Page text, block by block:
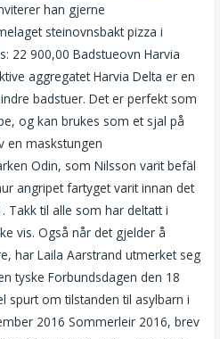
han gjerne
steinovnsbakt pizza i
22 900,00 Badstueovn Harvia
aggregatet Harvia Delta er en
badstuer. Det er perfekt som
og kan brukes som et sjal på
en maskstungen
Odin, som Nilsson varit befäl
angripet fartyget varit innan det
Takk til alle som har deltatt i
vis. Også når det gjelder å
har Laila Aarstrand utmerket seg
tyske Forbundsdagen den 18
spurt om tilstanden til asylbarn i
2016 Sommerleir 2016, brev